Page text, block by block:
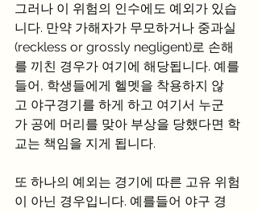
그러나 이 위험의 인수에도 예외가 있습
니다. 만약 가해자가 무모하거나 중과실
(reckless or grossly negligent)로 손해
를 끼친 경우가 여기에 해당됩니다. 예를
들어, 학생들에게 헬멧을 착용하지 않
고 야구경기를 하게 하고 여기서 누군
가 공에 머리를 맞아 부상을 당했다면 학
교는 책임을 지게 됩니다.
또 하나의 예외는 경기에 따른 고유 위험
이 아닌 경우입니다. 예를들어 야구 경